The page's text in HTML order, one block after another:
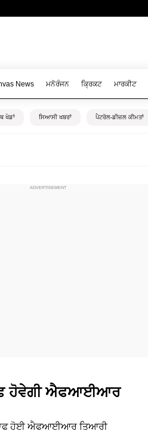
News ਮਨੋਰੰਜਨ ਕ੍ਰਿਕਟ ਮਾਰਕੀਟ
ਖੇਡਾਂ ਸਿਆਸੀ ਖਬਰਾਂ ਪੈਟਰੋਲ-ਡੀਜ਼ਲ ਕੀਮਤਾਂ
ਹੋਵੇਗੀ ਐਫਆਈਆਰ
ਹੋਈ ਐਫਆਈਆਰ ਤਿਆਰੀ